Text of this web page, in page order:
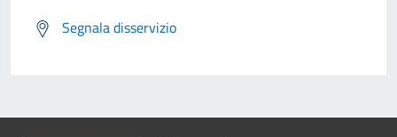
Segnala disservizio